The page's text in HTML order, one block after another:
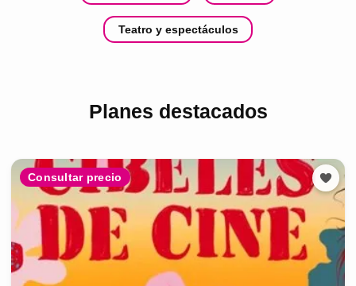
Teatro y espectáculos
Planes destacados
Consultar precio